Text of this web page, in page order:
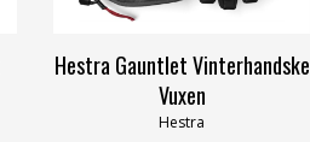
Hestra Gauntlet Vinterhandske
Vuxen
Hestra